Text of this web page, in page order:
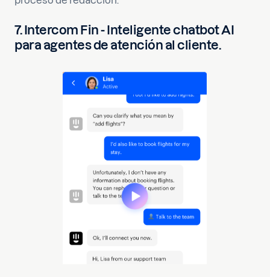
7. Intercom Fin - Inteligente chatbot AI
para agentes de atención al cliente.